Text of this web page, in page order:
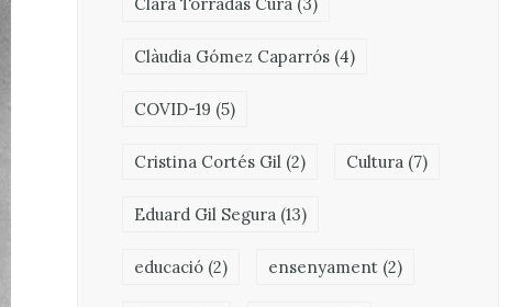
Clàudia Gómez Caparrós (4)
COVID-19 (5)
Cristina Cortés Gil (2) Cultura (7)
Eduard Gil Segura (13)
educació (2) ensenyament (2)